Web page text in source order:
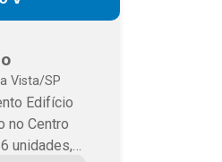
Vista/SP
Edifício
no Centro
unidades,